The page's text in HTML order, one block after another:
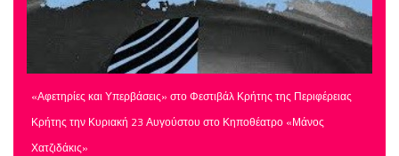
«Αφετηρίες και Υπερβάσεις» στο Φεστιβάλ Κρήτης της Περιφέρειας
Κρήτης την Κυριακή 23 Αυγούστου στο Κηποθέατρο «Μάνος
Χατζιδάκις»